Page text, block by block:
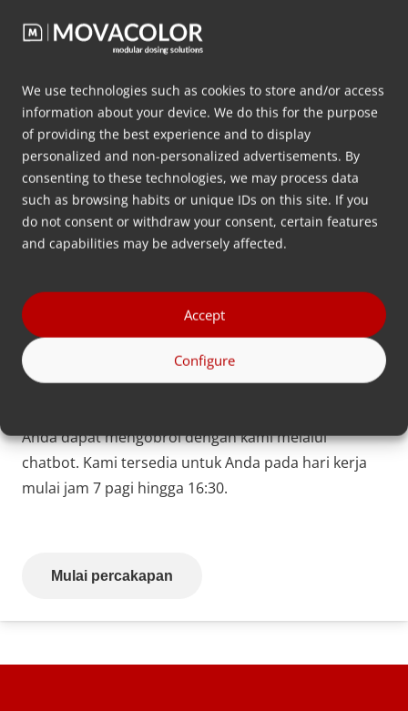
We use technologies such as cookies to store and/or access
information about your device. We do this for the purpose
of providing the best experience and to display
personalized and non-personalized advertisements. By
consenting to these technologies, we may process data
such as browsing habits or unique IDs on this site. If you
do not consent or withdraw your consent, certain features
and capabilities may be adversely affected.
Accept
Configure
Ingin tahu lebih banyak? Hubungi kami.
Kontak
Apakah pertanyaan Anda tidak tercantum di sini?
Jangan ragu untuk menghubungi kami.
Anda dapat mengobrol dengan kami melalui
chatbot. Kami tersedia untuk Anda pada hari kerja
mulai jam 7 pagi hingga 16:30.
Mulai percakapan